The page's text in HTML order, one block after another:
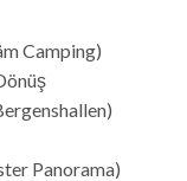
Camping)
Panorama)